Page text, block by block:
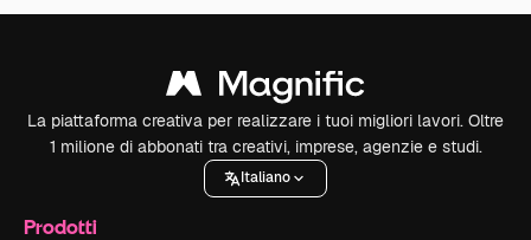
La piattaforma creativa per realizzare i tuoi migliori lavori. Oltre
1 milione di abbonati tra creativi, imprese, agenzie e studi.
Italiano
Prodotti